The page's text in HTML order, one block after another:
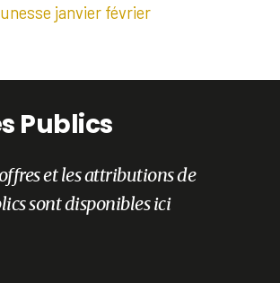
janvier février
Publics
et les attributions de
sont disponibles ici